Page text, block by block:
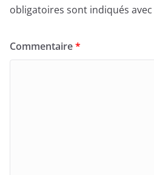
obligatoires sont indiqués avec
Commentaire*